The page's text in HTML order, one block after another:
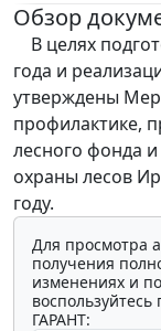
Обзор
В целях
года и
утверждены
профилактике,
лесного фонда
охраны лесов
году.
Для просмотра
получения
изменениях и
ГАРАНТ: